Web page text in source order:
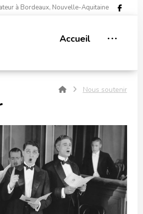
à Bordeaux, Nouvelle-Aquitaine
Accueil
Nous soutenir